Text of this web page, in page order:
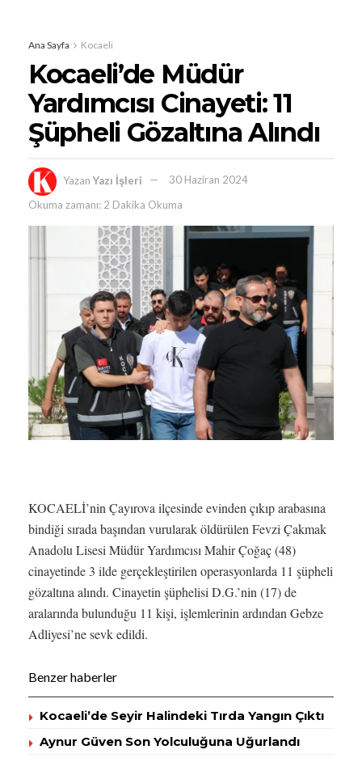
Ana Sayfa Kocaeli
Kocaeli’de Müdür
Yardımcısı Cinayeti: 11
Şüpheli Gözaltına Alındı
Yazan Yazı İşleri
30 Haziran 2024
Okuma zamanı: 2 Dakika Okuma
KOCAELİ’nin Çayırova ilçesinde evinden çıkıp arabasına
bindiği sırada başından vurularak öldürülen Fevzi Çakmak
Anadolu Lisesi Müdür Yardımcısı Mahir Çoğaç (48)
cinayetinde 3 ilde gerçekleştirilen operasyonlarda 11 şüpheli
gözaltına alındı. Cinayetin şüphelisi D.G.’nin (17) de
aralarında bulunduğu 11 kişi, işlemlerinin ardından Gebze
Adliyesi’ne sevk edildi.
Benzer haberler
Kocaeli’de Seyir Halindeki Tırda Yangın Çıktı
Aynur Güven Son Yolculuğuna Uğurlandı